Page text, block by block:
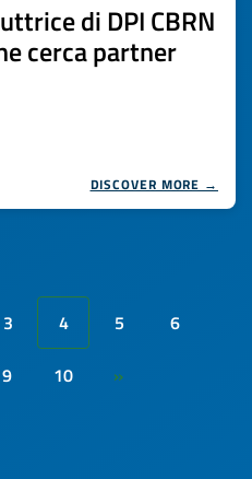
di DPI CBRN
cerca partner
DISCOVER MORE →
3 4 5
6
9 10 »